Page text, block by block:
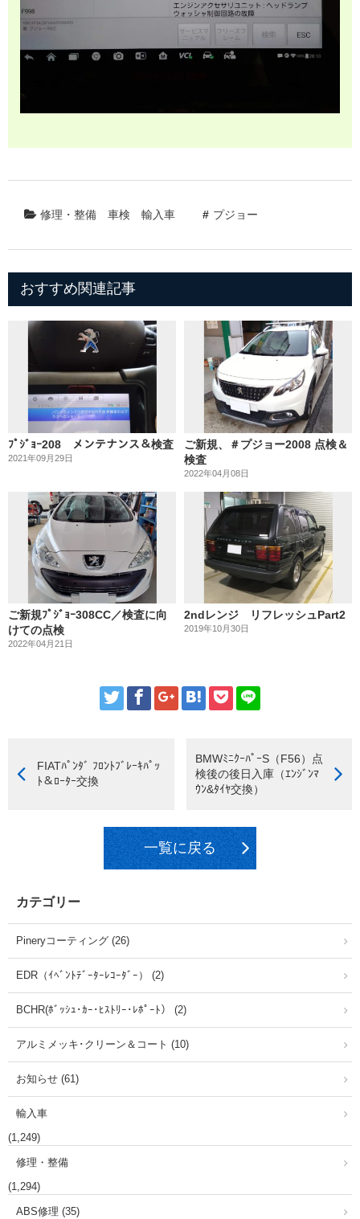
修理・整備 車検 輸入車 プジョー
おすすめ関連記事
ﾌﾟｼﾞｮｰ208 メンテナンス＆検査
2021年09月29日
ご新規、＃プジョー2008 点検＆
検査
2022年04月08日
ご新規ﾌﾟｼﾞｮｰ308CC／検査に向
けての点検
2022年04月21日
2ndレンジ リフレッシュPart2
2019年10月30日
FIATﾊﾟﾝﾀﾞ ﾌﾛﾝﾄﾌﾞﾚｰｷﾊﾟｯ
ﾄ＆ﾛｰﾀｰ交換
BMWﾐﾆｸｰﾊﾟｰS（F56）点
検後の後日入庫（ｴﾝｼﾞﾝﾏ
ｳﾝ&ﾀｲﾔ交換）
一覧に戻る
カテゴリー
Pineryコーティング (26)
EDR（ｲﾍﾞﾝﾄﾃﾞｰﾀｰﾚｺｰﾀﾞｰ） (2)
BCHR(ﾎﾞｯｼｭ･ｶｰ･ﾋｽﾄﾘｰ･ﾚﾎﾟｰﾄ） (2)
アルミメッキ･クリーン＆コート (10)
お知らせ (61)
輸入車
(1,249)
修理・整備
(1,294)
ABS修理 (35)